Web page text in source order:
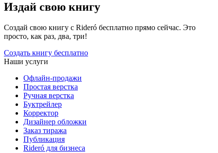
Издай свою книгу
Создай свою книгу с Rideró бесплатно прямо сейчас. Это
просто, как раз, два, три!
Создать книгу бесплатно
Наши услуги
Офлайн-продажи
Простая верстка
Ручная верстка
Буктрейлер
Корректор
Дизайнер обложки
Заказ тиража
Публикация
Rideró для бизнеса